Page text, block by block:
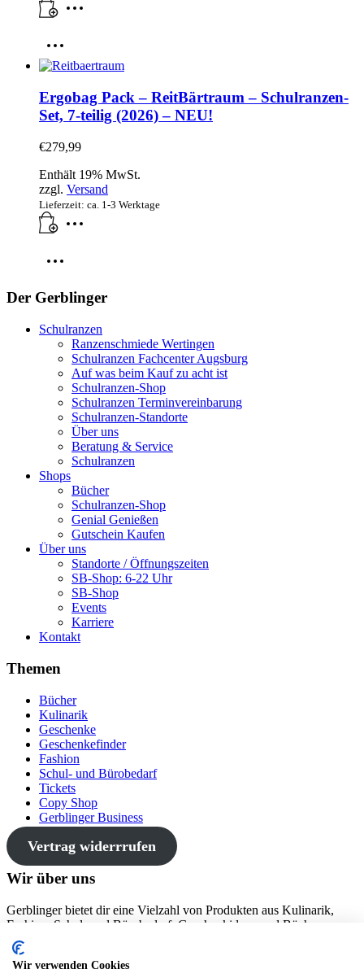
Ergobag Pack – ReitBärtraum – Schulranzen-
Set, 7-teilig (2026) – NEU!
€279,99
Enthält 19% MwSt.
zzgl. Versand
Lieferzeit: ca. 1-3 Werktage
Der Gerblinger
Schulranzen
Ranzenschmiede Wertingen
Schulranzen Fachcenter Augsburg
Auf was beim Kauf zu acht ist
Schulranzen-Shop
Schulranzen Terminvereinbarung
Schulranzen-Standorte
Über uns
Beratung & Service
Schulranzen
Shops
Bücher
Schulranzen-Shop
Genial Genießen
Gutschein Kaufen
Über uns
Standorte / Öffnungszeiten
SB-Shop: 6-22 Uhr
SB-Shop
Events
Karriere
Kontakt
Themen
Bücher
Kulinarik
Geschenke
Geschenkefinder
Fashion
Schul- und Bürobedarf
Tickets
Copy Shop
Gerblinger Business
Vertrag widerrrufen
Wir über uns
Gerblinger bietet dir eine Vielzahl von Produkten aus Kulinarik,
Fashion, Schul- und Bürobedarf, Geschenkideen und Büchern an
den drei Standorten Wertingen, Friedberg und Gundelfingen.
Wir verwenden Cookies